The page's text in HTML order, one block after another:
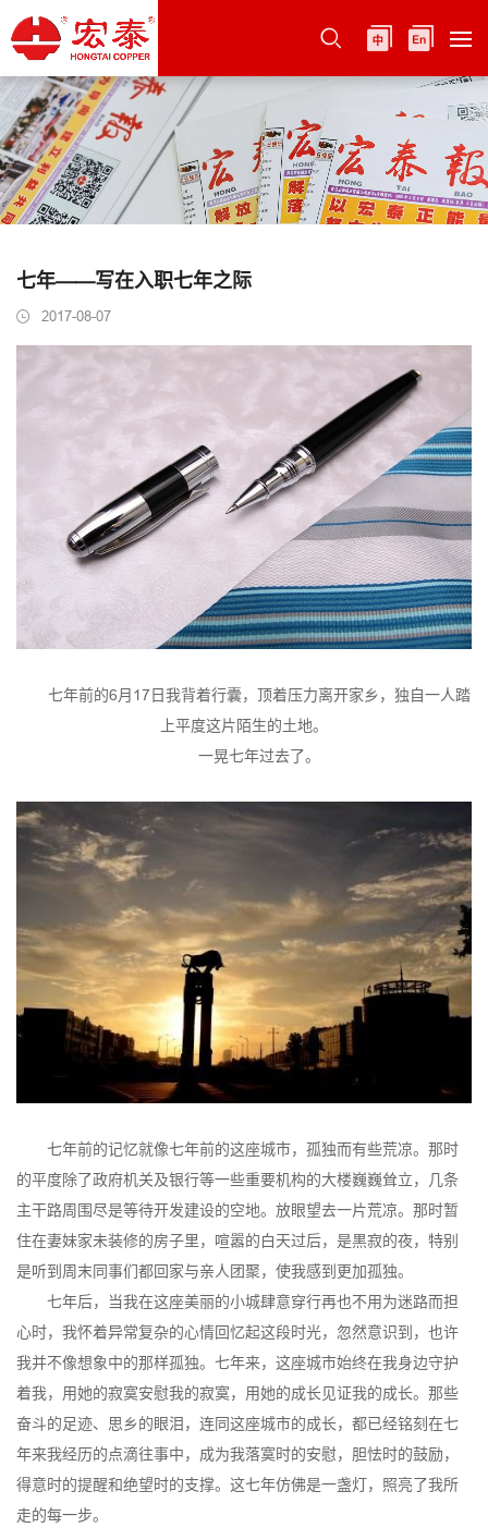
七年——写在入职七年之际
2017-08-07
七年前的6月17日我背着行囊，顶着压力离开家乡，独自一人踏
上平度这片陌生的土地。
一晃七年过去了。
七年前的记忆就像七年前的这座城市，孤独而有些荒凉。那时
的平度除了政府机关及银行等一些重要机构的大楼巍巍耸立，几条
主干路周围尽是等待开发建设的空地。放眼望去一片荒凉。那时暂
住在妻妹家未装修的房子里，喧嚣的白天过后，是黒寂的夜，特别
是听到周末同事们都回家与亲人团聚，使我感到更加孤独。
七年后，当我在这座美丽的小城肆意穿行再也不用为迷路而担
心时，我怀着异常复杂的心情回忆起这段时光，忽然意识到，也许
我并不像想象中的那样孤独。七年来，这座城市始终在我身边守护
着我，用她的寂寞安慰我的寂寞，用她的成长见证我的成长。那些
奋斗的足迹、思乡的眼泪，连同这座城市的成长，都已经铭刻在七
年来我经历的点滴往事中，成为我落寞时的安慰，胆怯时的鼓励，
得意时的提醒和绝望时的支撑。这七年仿佛是一盏灯，照亮了我所
走的每一步。